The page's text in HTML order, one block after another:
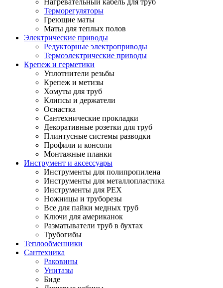
Нагревательный кабель для труб
Терморегуляторы
Греющие маты
Маты для теплых полов
Электрические приводы
Редукторные электроприводы
Термоэлектрические приводы
Крепеж и герметики
Уплотнители резьбы
Крепеж и метизы
Хомуты для труб
Клипсы и держатели
Оснастка
Сантехнические прокладки
Декоративные розетки для труб
Плинтусные системы разводки
Профили и консоли
Монтажные планки
Инструмент и аксессуары
Инструменты для полипропилена
Инструменты для металлопластика
Инструменты для PEX
Ножницы и труборезы
Все для пайки медных труб
Ключи для американок
Разматыватели труб в бухтах
Трубогибы
Теплообменники
Сантехника
Раковины
Унитазы
Биде